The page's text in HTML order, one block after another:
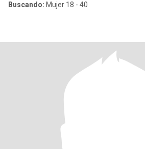
Buscando: Mujer 18 - 40